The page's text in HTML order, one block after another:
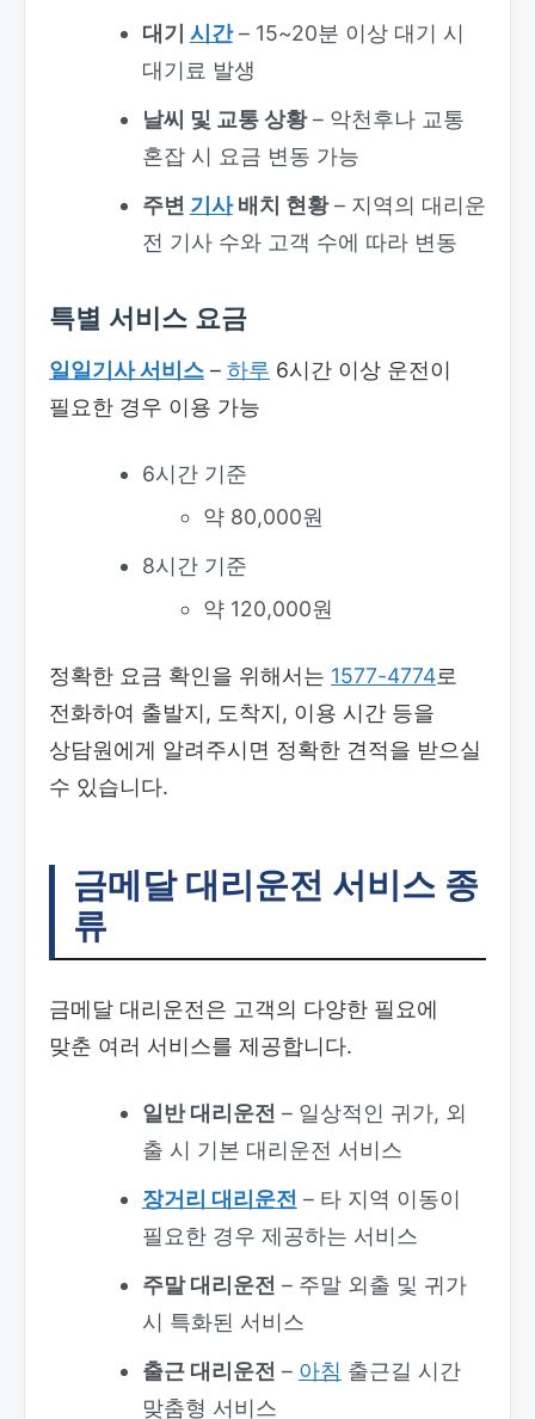
대기 시간– 15~20분 이상 대기 시
대기료 발생
날씨 및 교통 상황– 악천후나 교통
혼잡 시 요금 변동 가능
주변 기사배치 현황– 지역의 대리운
전 기사 수와 고객 수에 따라 변동
특별 서비스 요금
일일기사 서비스 – 하루 6시간 이상 운전이
필요한 경우 이용 가능
6시간 기준
약 80,000원
8시간 기준
약 120,000원
정확한 요금 확인을 위해서는 1577-4774로
전화하여 출발지, 도착지, 이용 시간 등을
상담원에게 알려주시면 정확한 견적을 받으실
수 있습니다.
금메달 대리운전 서비스 종
류
금메달 대리운전은 고객의 다양한 필요에
맞춘 여러 서비스를 제공합니다.
일반 대리운전 – 일상적인 귀가, 외
출 시 기본 대리운전 서비스
장거리 대리운전 – 타 지역 이동이
필요한 경우 제공하는 서비스
주말 대리운전 – 주말 외출 및 귀가
시 특화된 서비스
출근 대리운전 – 아침 출근길 시간
맞춤형 서비스